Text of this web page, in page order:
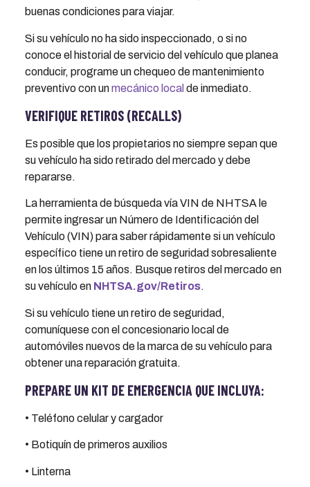
buenas condiciones para viajar.
Si su vehículo no ha sido inspeccionado, o si no
conoce el historial de servicio del vehículo que planea
conducir, programe un chequeo de mantenimiento
preventivo con unmecánico local de inmediato.
VERIFIQUE RETIROS (RECALLS)
Es posible que los propietarios no siempre sepan que
su vehículo ha sido retirado del mercado y debe
repararse.
La herramienta de búsqueda vía VIN de NHTSA le
permite ingresar un Número de Identificación del
Vehículo (VIN) para saber rápidamente si un vehículo
específico tiene un retiro de seguridad sobresaliente
en los últimos 15 años. Busque retiros del mercado en
su vehículo en NHTSA.gov/Retiros.
Si su vehículo tiene un retiro de seguridad,
comuníquese con el concesionario local de
automóviles nuevos de la marca de su vehículo para
obtener una reparación gratuita.
PREPARE UN KIT DE EMERGENCIA QUE INCLUYA:
• Teléfono celular y cargador
• Botiquín de primeros auxilios
• Linterna